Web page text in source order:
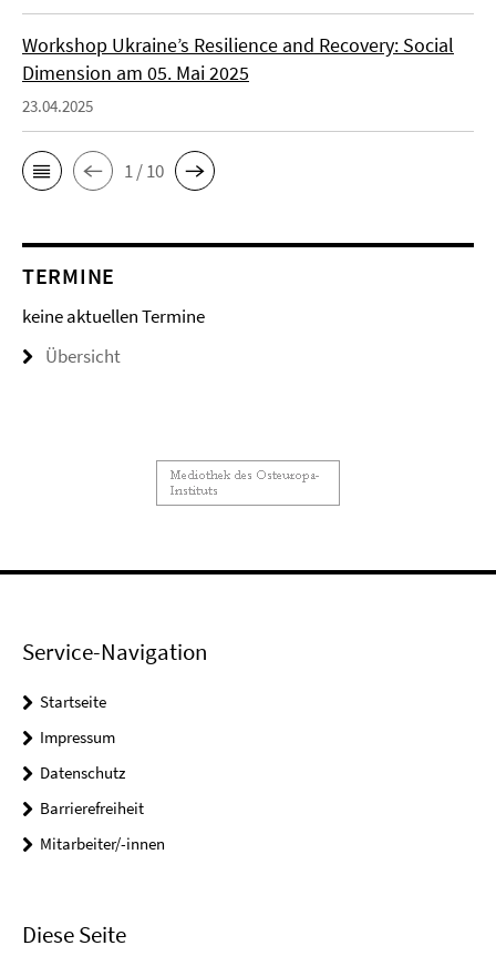
Workshop Ukraine’s Resilience and Recovery: Social
Dimension am 05. Mai 2025
23.04.2025
1 / 10
TERMINE
keine aktuellen Termine
Übersicht
Service-Navigation
Startseite
Impressum
Datenschutz
Barrierefreiheit
Mitarbeiter/-innen
Diese Seite